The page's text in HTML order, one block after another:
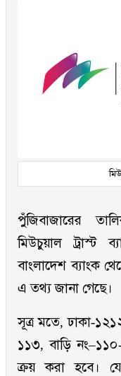
পুঁজিবাজারের
মিউচুয়াল ট্রাস্ট
বাংলাদেশ ব্যাংক
এ তথ্য জানা গেছে।
সূত্র মতে, ঢাকা-
১১৩, বাড়ি
ক্রয় করা হবে।